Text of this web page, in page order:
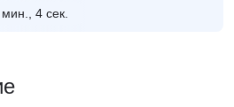
мин., 4 сек.